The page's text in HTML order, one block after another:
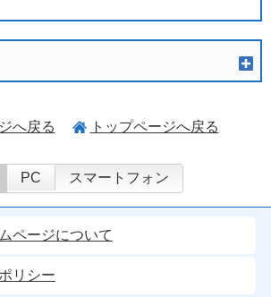
へ戻る トップページへ戻る
PC スマートフォン
ページについて
リシー